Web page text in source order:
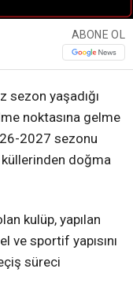
ABONE OL
sezon yaşadığı
noktasına gelme
2027 sezonu
doğma
kulüp, yapılan
ve sportif yapısını
süreci